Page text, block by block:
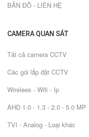
BẢN ĐỒ - LIÊN HỆ
CAMERA QUAN SÁT
Tất cả camera CCTV
Các gói lắp đặt CCTV
Wirelees - Wifi - Ip
AHD 1.0 - 1.3 - 2.0 - 5.0 MP
TVI - Analog - Loại khác